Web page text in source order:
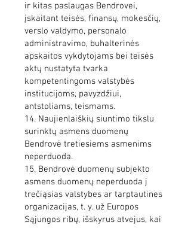
ir kitas paslaugas Bendrovei,
įskaitant teisės, finansų, mokesčių,
verslo valdymo, personalo
administravimo, buhalterinės
apskaitos vykdytojams bei teisės
aktų nustatyta tvarka
kompetentingoms valstybės
institucijoms, pavyzdžiui,
antstoliams, teismams.
14. Naujienlaiškių siuntimo tikslu
surinktų asmens duomenų
Bendrovė tretiesiems asmenims
neperduoda.
15. Bendrovė duomenų subjekto
asmens duomenų neperduoda į
trečiąsias valstybes ar tarptautines
organizacijas, t. y. už Europos
Sąjungos ribų, išskyrus atvejus, kai